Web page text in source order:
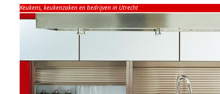
Keukens, keukenzaken en bedrijven in Utrecht